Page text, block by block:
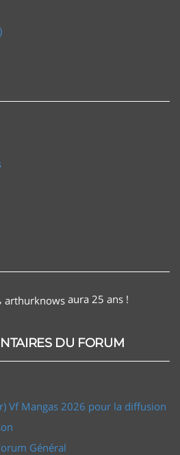
arthurknows aura 25 ans !
DU FORUM
Vf Mangas 2026 pour la diffusion
Général